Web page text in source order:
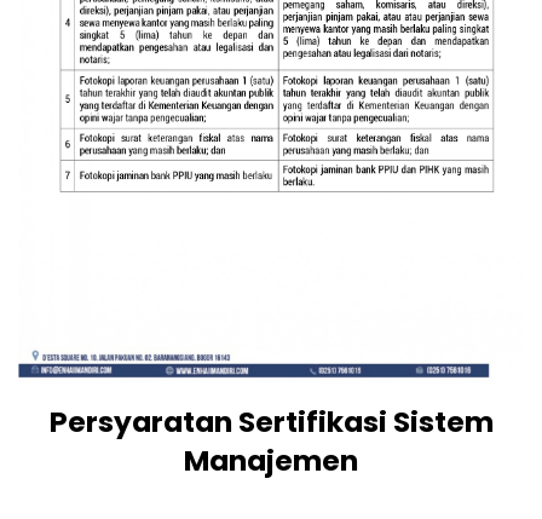
Persyaratan Sertifikasi Sistem
Manajemen